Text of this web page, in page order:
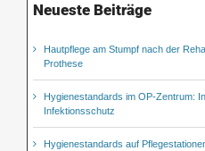
Neueste Beiträge
Hautpflege am Stumpf nach der
Prothese
Hygienestandards im OP-Zentrum:
Infektionsschutz
Hygienestandards auf